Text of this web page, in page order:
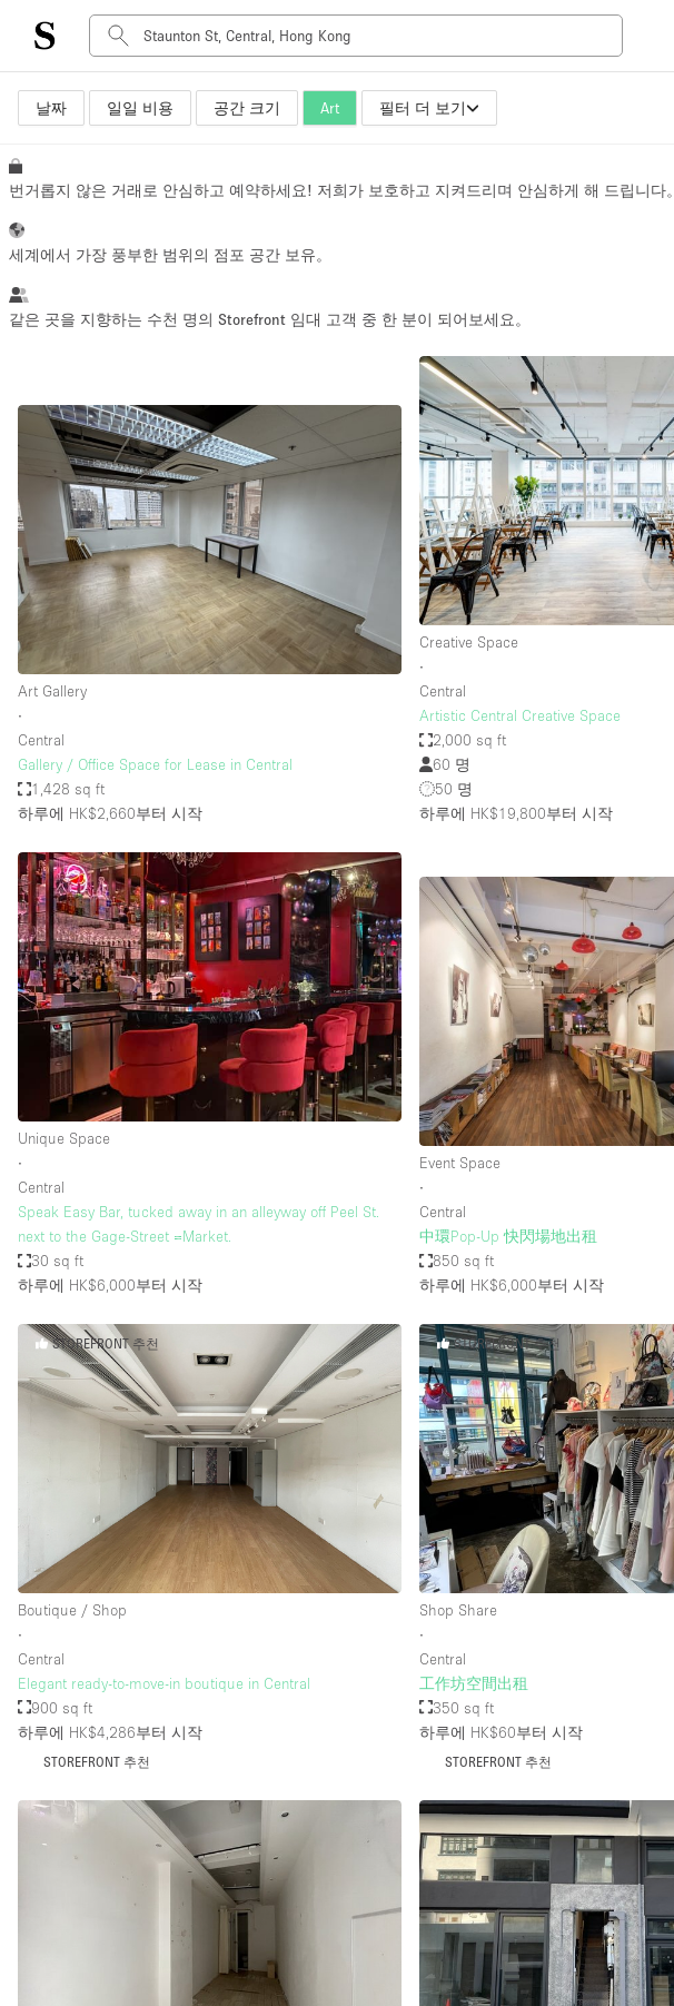
날짜 일일 비용 공간 크기 Art 필터 더 보기
공간 유형 Advertisement Space
Boat
Event Space
Meeting Space
Other
Restaurant / Bar / Cafe
Salon
Stall / Market Stall
Unique Space
공간 기능
Fitting Rooms
Garden
Ground Floor
Haussmann Style
Industrial
Kitchen
Office Equipment
Raw
Sound & Video Equipment
Stock Room
Stunning View
Toilets
Whitebox / Minimal
층 / 접근성: 지하층
기타
번거롭지 않은 거래로 안심하고 예약하세요! 저희가 보호하고 지켜드리며 안심하게 해 드립니다。
세계에서 가장 풍부한 범위의 점포 공간 보유。
같은 곳을 지향하는 수천 명의 Storefront 임대 고객 중 한 분이 되어보세요。
Art Gallery
∙
Central
Gallery / Office Space for Lease in Central
1,428 sq ft
하루에 HK$2,660부터 시작
Creative Space
∙
Central
Artistic Central Creative Space
2,000 sq ft
60 명
50 명
하루에 HK$19,800부터 시작
Unique Space
∙
Central
Speak Easy Bar, tucked away in an alleyway off Peel St.
next to the Gage-Street =Market.
30 sq ft
하루에 HK$6,000부터 시작
Event Space
∙
Central
中環Pop-Up 快閃場地出租
850 sq ft
하루에 HK$6,000부터 시작
STOREFRONT 추천
Boutique / Shop
∙
Central
Elegant ready-to-move-in boutique in Central
900 sq ft
하루에 HK$4,286부터 시작
STOREFRONT 추천
STOREFRONT 추천
Shop Share
∙
Central
工作坊空間出租
350 sq ft
하루에 HK$60부터 시작
STOREFRONT 추천